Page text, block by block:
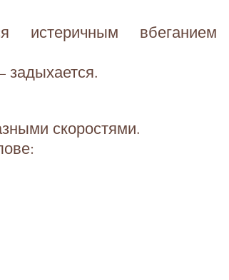
истеричным вбеганием
задыхается.
скоростями.